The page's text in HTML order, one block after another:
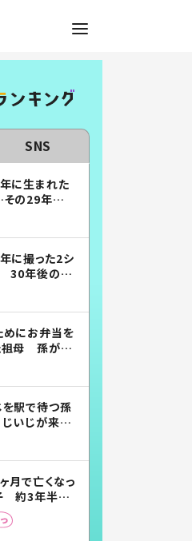
SNS
に生まれた
の29年後
に撮った2シ
30年後の姿
めにお弁当を
祖母 孫が絶
を駅で待つ孫
いじが来た
」「幸せにな
月で亡くなっ
約3年半
の妻の日記
あった本音